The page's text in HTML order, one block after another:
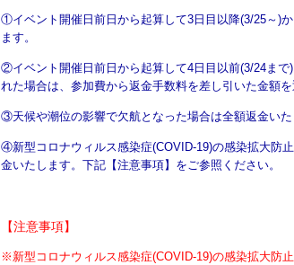
①イベント開催日前日から起算して3日目以降(3/25～)
ます。
②イベント開催日前日から起算して4日目以前(3/24まで
れた場合は、 参加費から返金手数料を差し引いた金額を
③天候や潮位の影響で欠航となった場合は全額返金いた
④新型コロナウィルス感染症(COVID-19)の感染拡大防
金いたします。下記【注意事項】をご参照ください。
【注意事項】
※新型コロナウィルス感染症(COVID-19)の感染拡大防